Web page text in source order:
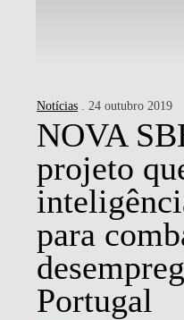
Notícias . 24 outubro 2019
NOVA
projeto
para
Portugal